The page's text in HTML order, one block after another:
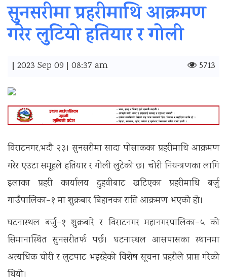
सुनसरीमा प्रहरीमाथि आक्रमण
गरेर लुटियो हतियार र गोली
| 2023 Sep 09 | 08:37 am 5713
विराटनगर,भदौ २३। सुनसरीमा सादा पोसाकका प्रहरीमाथि आक्रमण
गरेर एउटा समूहले हतियार र गोली लुटेको छ। चोरी नियन्त्रणका लागि
इलाका प्रहरी कार्यालय दुहवीबाट खटिएका प्रहरीमाथि बर्जु
गाउँपालिका–१ मा शुक्रबार बिहानका राति आक्रमण भएको हो।
घटनास्थल बर्जु–१ शुक्रबारे र विराटनगर महानगरपालिका–५ को
सिमानास्थित सुनसरीतर्फ पर्छ। घटनास्थल आसपासका स्थानमा
अत्यधिक चोरी र लुटपाट भइरहेको विशेष सूचना प्रहरीले प्राप्त गरेको
थियो।